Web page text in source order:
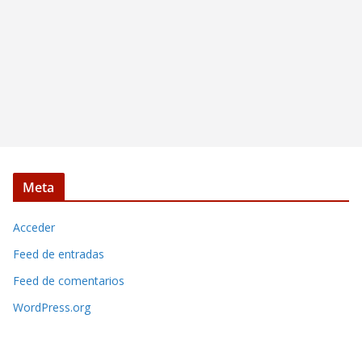
Meta
Acceder
Feed de entradas
Feed de comentarios
WordPress.org